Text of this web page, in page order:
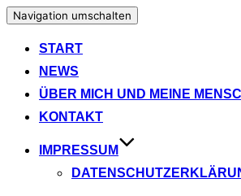
Navigation umschalten
START
NEWS
ÜBER MICH UND MEINE
KONTAKT
IMPRESSUM